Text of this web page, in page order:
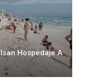
Hospedaje A